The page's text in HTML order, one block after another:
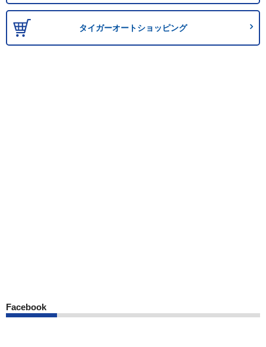
タイガーオートショッピング
Facebook